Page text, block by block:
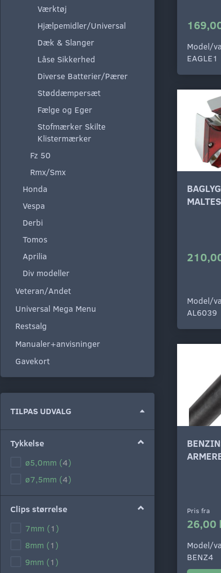
Værktøj
Hjælpemidler/Universal
Dæk & Slanger
Låse Sikkerhed
Diverse Batterier/Pærer
Støddæmpersæt
Fælge og Eger
Stofmærker Skilte
Klistermærker
Fz 50
Rmx/Smx
Honda
Vespa
Derbi
Tomos
Aprilia
Div modeller
Veteran/Andet
Universal Mega Menu
Restsalg
Manualer+anvisninger
Gavekort
TILPAS UDVALG
Tykkelse
ø5,0mm (4)
ø7,5mm (4)
Clips størrelse
7mm (1 )
8mm (1 )
9mm (1 )
Model/
EAGLE1
Model/
AL6039
Pris fra
26,00
Model/
BENZ4